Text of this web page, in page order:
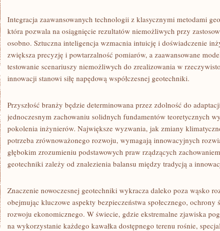
Integracja zaawansowanych technologii z klasycznymi metodami
która pozwala na osiągnięcie rezultatów niemożliwych przy
osobno. Sztuczna inteligencja wzmacnia intuicję i doświadczenie
zwiększa precyzję i powtarzalność pomiarów, a zaawansowane
testowanie scenariuszy niemożliwych do zrealizowania w
innowacji stanowi siłę napędową współczesnej geotechniki.
Przyszłość branży będzie determinowana przez zdolność do
jednoczesnym zachowaniu solidnych fundamentów teoretycznych
pokolenia inżynierów. Największe wyzwania, jak zmiany
potrzeba zrównoważonego rozwoju, wymagają innowacyjnych
głębokim zrozumieniu podstawowych praw rządzących
geotechniki zależy od znalezienia balansu między tradycją a
Znaczenie nowoczesnej geotechniki wykracza daleko poza wąsko
obejmując kluczowe aspekty bezpieczeństwa społecznego,
rozwoju ekonomicznego. W świecie, gdzie ekstremalne zjawiska
na wykorzystanie każdego kawałka dostępnego terenu rośnie,